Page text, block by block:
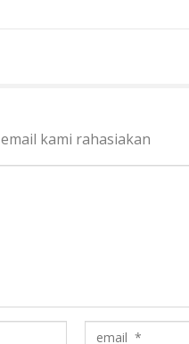
email kami rahasiakan